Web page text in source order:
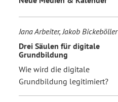
Jana Arbeiter, Jakob Bickeböller
Drei Säulen für digitale
Grundbildung
Wie wird die digitale
Grundbildung legitimiert?